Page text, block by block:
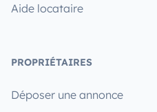
Aide locataire
PROPRIÉTAIRES
Déposer une annonce